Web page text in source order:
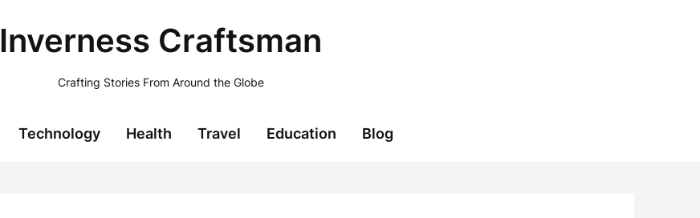
Inverness Craftsman
Crafting Stories From Around the Globe
Technology Health Travel Education Blog